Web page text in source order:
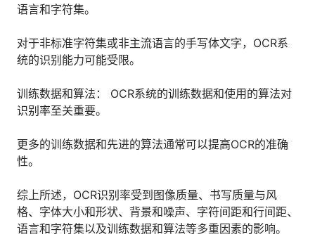
语言和字符集。
对于非标准字符集或非主流语言的手写体文字，OCR系
统的识别能力可能受限。
训练数据和算法： OCR系统的训练数据和使用的算法对
识别率至关重要。
更多的训练数据和先进的算法通常可以提高OCR的准确
性。
综上所述，OCR识别率受到图像质量、书写质量与风
格、字体大小和形状、背景和噪声、字符间距和行间距、
语言和字符集以及训练数据和算法等多重因素的影响。